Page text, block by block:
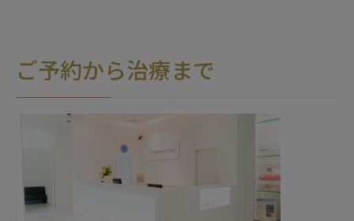
ご予約から治療まで